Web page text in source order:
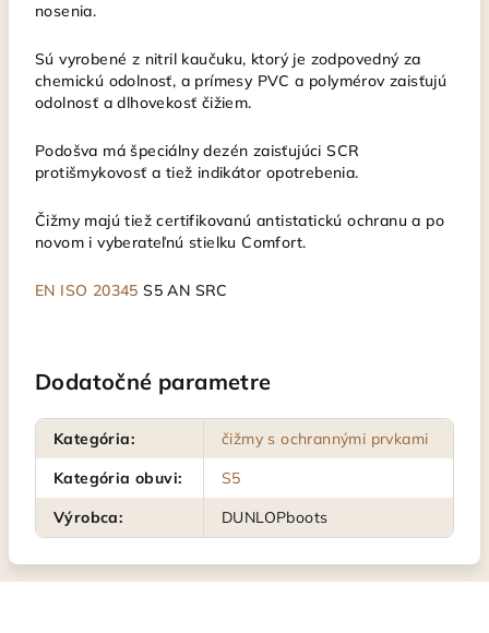
nosenia.
Sú vyrobené z nitril kaučuku, ktorý je zodpovedný za
chemickú odolnosť, a prímesy PVC a polymérov zaisťujú
odolnosť a dlhovekosť čižiem.
Podošva má špeciálny dezén zaisťujúci SCR
protišmykovosť a tiež indikátor opotrebenia.
Čižmy majú tiež certifikovanú antistatickú ochranu a po
novom i vyberateľnú stielku Comfort.
EN ISO 20345 S5 AN SRC
Dodatočné parametre
Kategória:
čižmy s ochrannými prvkami
Kategória obuvi:
S5
Výrobca: DUNLOPboots